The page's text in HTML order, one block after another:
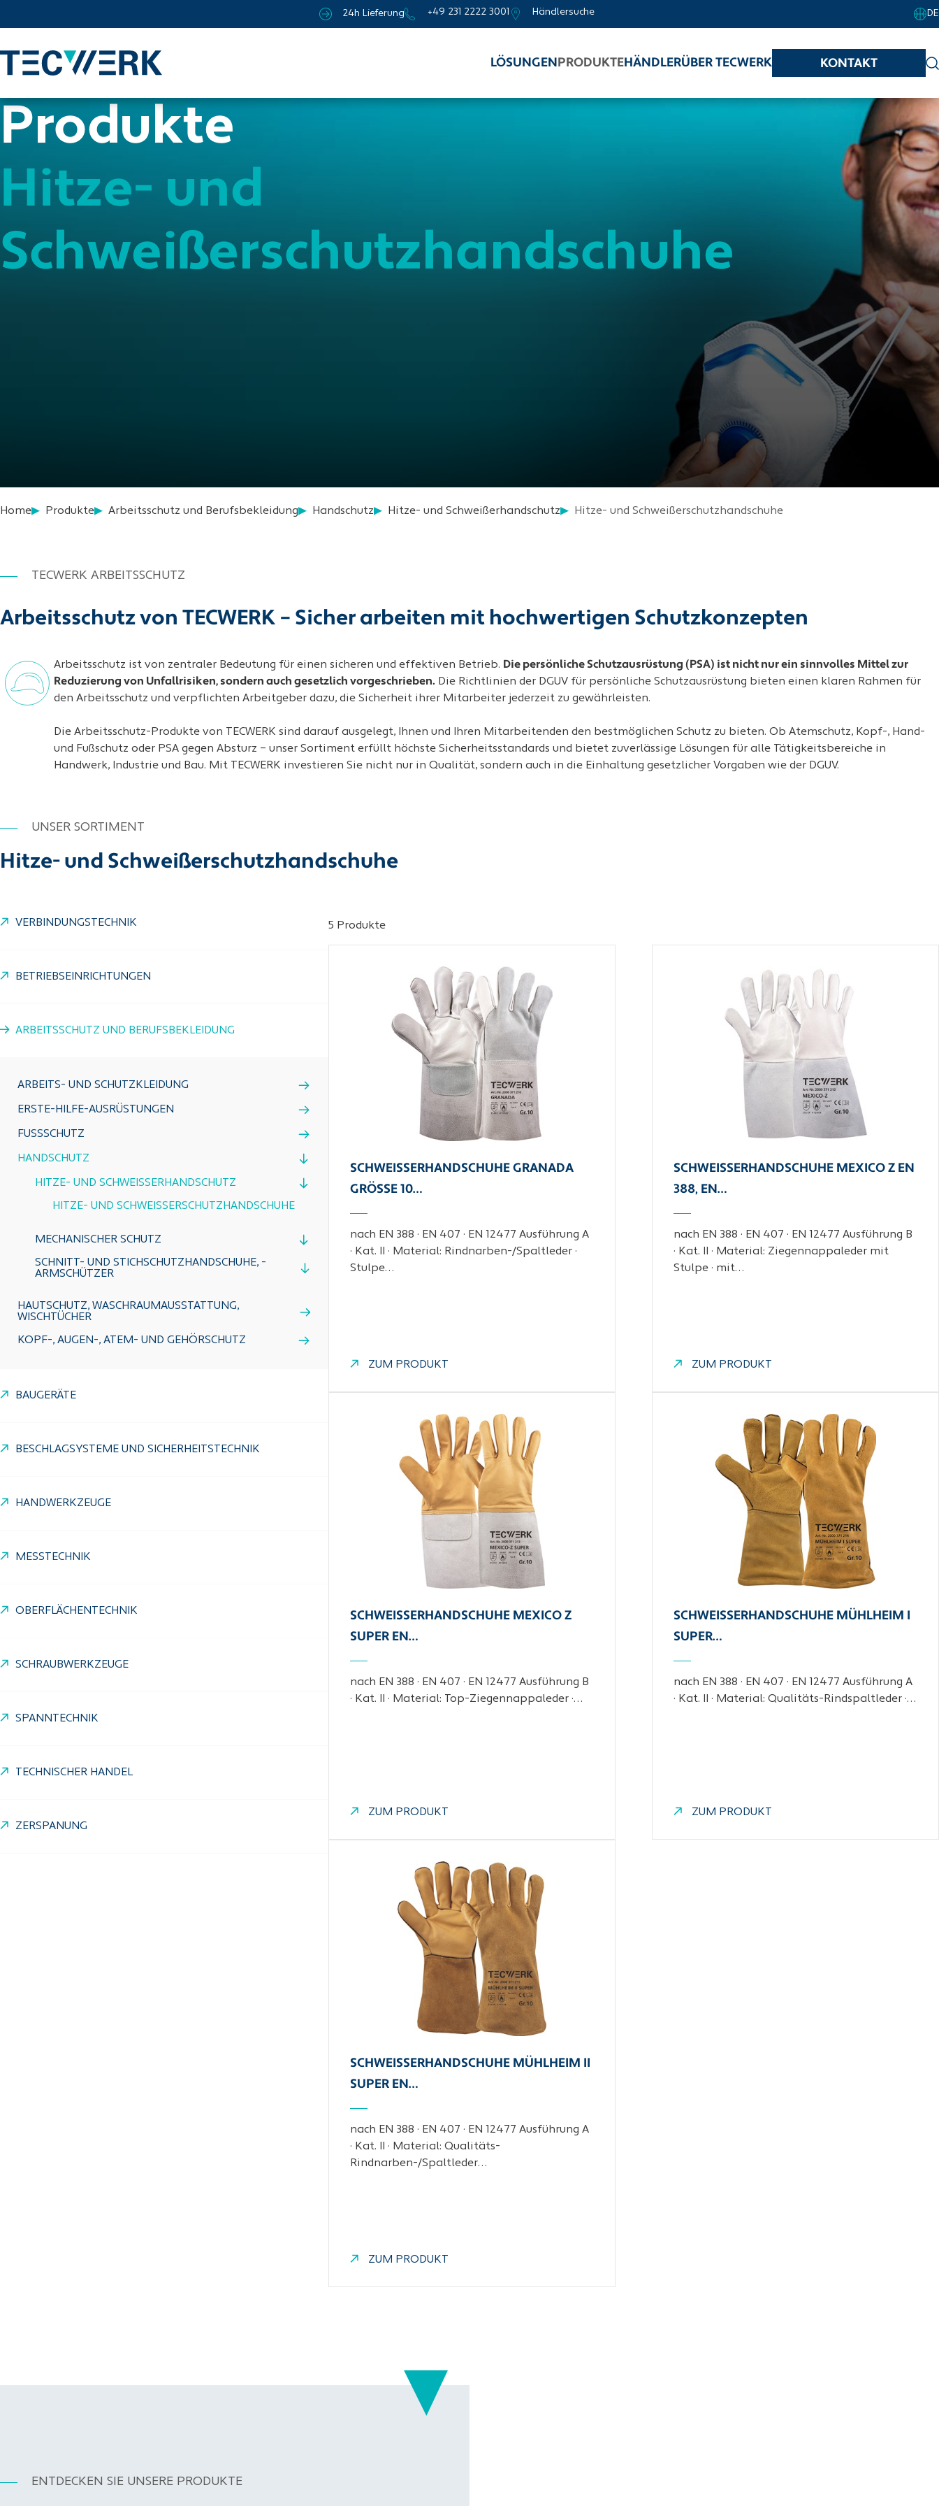
24h Lieferung +49 231 2222 3001 Händlersuche DE
LÖSUNGEN PRODUKTEHÄNDLERÜBER TECWERK KONTAKT
Produkte
Hitze- und
Schweißerschutzhandschuhe
Home Produkte Arbeitsschutz und Berufsbekleidung Handschutz Hitze- und Schweißerhandschutz Hitze- und Schweißerschutzhandschuhe
Arbeitsschutz von TECWERK – Sicher arbeiten mit hochwertigen Schutzkonzepten
TECWERK ARBEITSSCHUTZ
Arbeitsschutz ist von zentraler Bedeutung für einen sicheren und effektiven Betrieb. Die persönliche Schutzausrüstung (PSA) ist nicht nur ein sinnvolles Mittel zur
Reduzierung von Unfallrisiken, sondern auch gesetzlich vorgeschrieben. Die Richtlinien der DGUV für persönliche Schutzausrüstung bieten einen klaren Rahmen für
den Arbeitsschutz und verpflichten Arbeitgeber dazu, die Sicherheit ihrer Mitarbeiter jederzeit zu gewährleisten.
Die Arbeitsschutz-Produkte von TECWERK sind darauf ausgelegt, Ihnen und Ihren Mitarbeitenden den bestmöglichen Schutz zu bieten. Ob Atemschutz, Kopf-, Hand-
und Fußschutz oder PSA gegen Absturz – unser Sortiment erfüllt höchste Sicherheitsstandards und bietet zuverlässige Lösungen für alle Tätigkeitsbereiche in
Handwerk, Industrie und Bau. Mit TECWERK investieren Sie nicht nur in Qualität, sondern auch in die Einhaltung gesetzlicher Vorgaben wie der DGUV.
UNSER SORTIMENT
Hitze- und Schweißerschutzhandschuhe
VERBINDUNGSTECHNIK
BETRIEBSEINRICHTUNGEN
ARBEITSSCHUTZ UND BERUFSBEKLEIDUNG
ARBEITS- UND SCHUTZKLEIDUNG
ERSTE-HILFE-AUSRÜSTUNGEN
FUSSSCHUTZ
HANDSCHUTZ
HITZE- UND SCHWEISSERHANDSCHUTZ
HITZE- UND SCHWEISSERSCHUTZHANDSCHUHE
MECHANISCHER SCHUTZ
SCHNITT- UND STICHSCHUTZHANDSCHUHE, -
ARMSCHÜTZER
HAUTSCHUTZ, WASCHRAUMAUSSTATTUNG,
WISCHTÜCHER
KOPF-, AUGEN-, ATEM- UND GEHÖRSCHUTZ
BAUGERÄTE
BESCHLAGSYSTEME UND SICHERHEITSTECHNIK
HANDWERKZEUGE
MESSTECHNIK
OBERFLÄCHENTECHNIK
SCHRAUBWERKZEUGE
SPANNTECHNIK
TECHNISCHER HANDEL
ZERSPANUNG
5 Produkte
SCHWEISSERHANDSCHUHE GRANADA G
RÖSSE 10…
nach EN 388 · EN 407 · EN 12477 Ausführung A
· Kat. II · Material: Rindnarben-/Spaltleder ·
Stulpe…
ZUM PRODUKT
SCHWEISSERHANDSCHUHE MEXICO Z EN 3
88, EN…
nach EN 388 · EN 407 · EN 12477 Ausführung B
· Kat. II · Material: Ziegennappaleder mit
Stulpe · mit…
ZUM PRODUKT
SCHWEISSERHANDSCHUHE MEXICO Z S
UPER EN…
nach EN 388 · EN 407 · EN 12477 Ausführung B
· Kat. II · Material: Top-Ziegennappaleder ·…
ZUM PRODUKT
SCHWEISSERHANDSCHUHE MÜHLHEIM I S
UPER…
nach EN 388 · EN 407 · EN 12477 Ausführung A
· Kat. II · Material: Qualitäts-Rindspaltleder ·…
ZUM PRODUKT
SCHWEISSERHANDSCHUHE MÜHLHEIM II S
UPER EN…
nach EN 388 · EN 407 · EN 12477 Ausführung A
· Kat. II · Material: Qualitäts-
Rindnarben-/Spaltleder…
ZUM PRODUKT
ENTDECKEN SIE UNSERE PRODUKTE